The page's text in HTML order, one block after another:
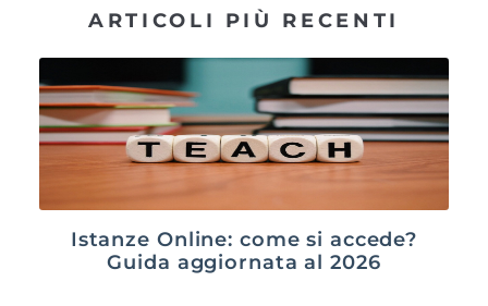
ARTICOLI PIÙ RECENTI
Istanze Online: come si accede?
Guida aggiornata al 2026